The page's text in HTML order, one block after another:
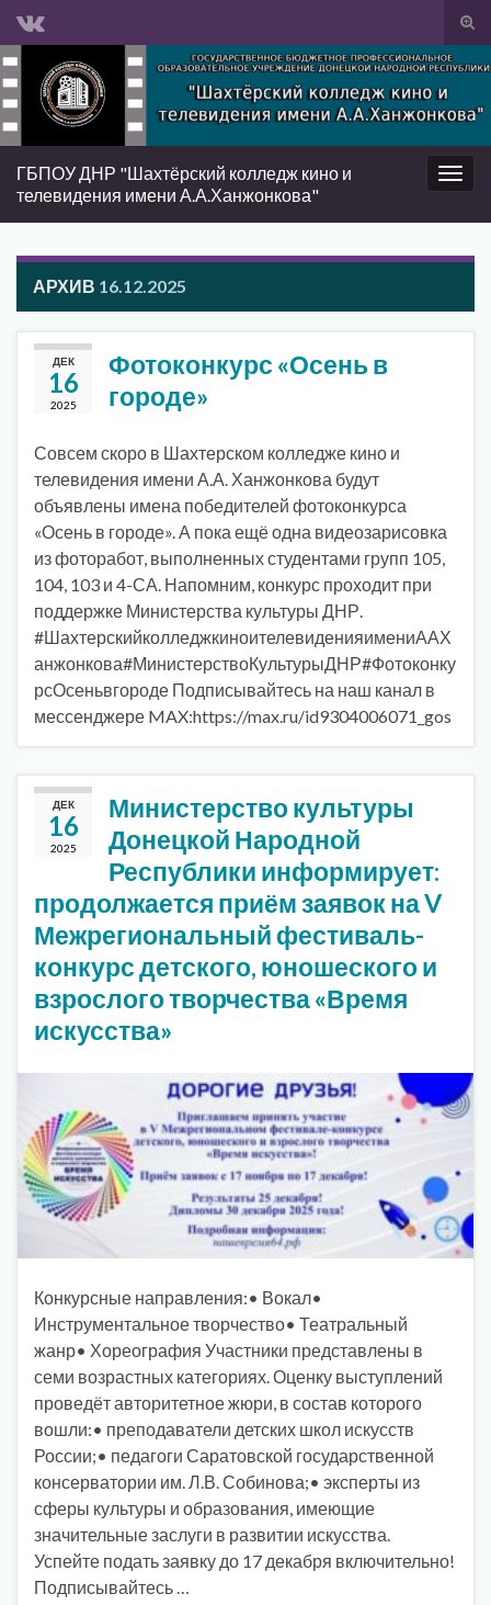
Вкл/
Search for:
Вкл/
ГБПОУ ДНР "Шахтёрский колледж кино и
телевидения имени А.А.Ханжонкова"
АРХИВ 16.12.2025
ДЕК
16
2025
Фотоконкурс «Осень в
городе»
Совсем скоро в Шахтерском колледже кино и
телевидения имени А.А. Ханжонкова будут
объявлены имена победителей фотоконкурса
«Осень в городе». А пока ещё одна видеозарисовка
из фоторабот, выполненных студентами групп 105,
104, 103 и 4-СА. Напомним, конкурс проходит при
поддержке Министерства культуры ДНР.
#ШахтерскийколледжкиноителевиденияимениААХ
анжонкова#МинистерствоКультурыДНР#Фотоконку
рсОсеньвгороде Подписывайтесь на наш канал в
мессенджере MAX:https://max.ru/id9304006071_gos
ДЕК
16
2025
Министерство культуры
Донецкой Народной
Республики информирует:
продолжается приём заявок на V
Межрегиональный фестиваль-
конкурс детского, юношеского и
взрослого творчества «Время
искусства»
Конкурсные направления:• Вокал•
Инструментальное творчество• Театральный
жанр• Хореография Участники представлены в
семи возрастных категориях. Оценку выступлений
проведёт авторитетное жюри, в состав которого
вошли:• преподаватели детских школ искусств
России;• педагоги Саратовской государственной
консерватории им. Л.В. Собинова;• эксперты из
сферы культуры и образования, имеющие
значительные заслуги в развитии искусства.
Успейте подать заявку до 17 декабря включительно!
Подписывайтесь …